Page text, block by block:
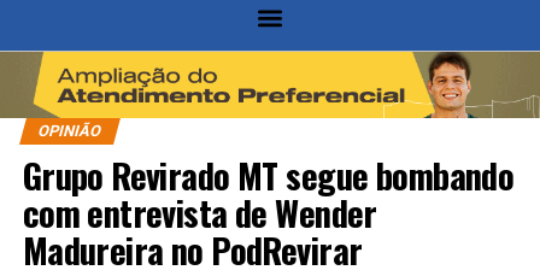
OPINIÃO
Grupo Revirado MT segue bombando
com entrevista de Wender
Madureira no PodRevirar